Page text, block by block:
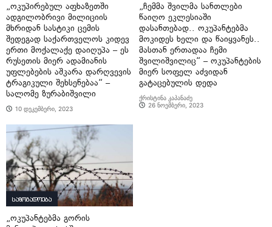
„ოკუპირებულ აფხაზეთში
ადგილობრივი მილიციის
მხრიდან სასტიკი ცემის
შედეგად საქართველოს კიდევ
ერთი მოქალაქე დაიღუპა – ეს
რუსეთის მიერ ადამიანის
უფლებების აშკარა დარღვევის
ტრაგიკული შეხსენებაა“ –
სალომე ზურაბიშვილი
10 დეკემბერი, 2023
„ჩემმა შვილმა სანთლები
წაიღო ეკლესიაში
დასანთებად.. ოკუპანტებმა
მოკიდეს ხელი და წაიყვანეს..
მასთან ერთადაა ჩემი
შვილიშვილიც“ – ოკუპანტების
მიერ სოფელ აძვიდან
გატაცებულის დედა
ქრისტინა კაპანაძე
26 ნოემბერი, 2023
საზოგადოება
„ოკუპანტებმა გორის